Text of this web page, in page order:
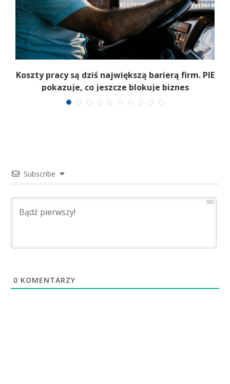
Koszty pracy są dziś największą barierą firm. PIE
pokazuje, co jeszcze blokuje biznes
Subscribe
500
0 KOMENTARZY